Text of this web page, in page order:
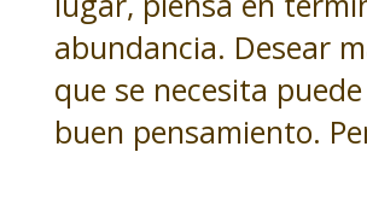
abundancia. Desear
que se necesita
buen pensamiento.